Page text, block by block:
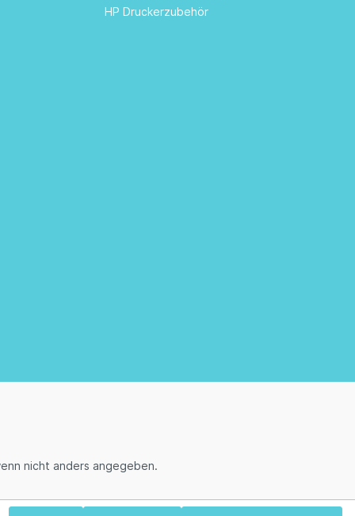
HP Druckerzubehör
nicht anders angegeben.